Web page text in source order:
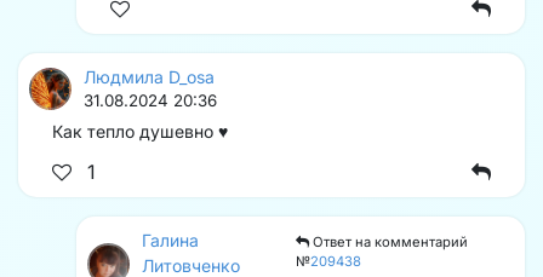
Людмила D_osa
31.08.2024 20:36
Как тепло душевно ♥️
1
Галина
Литовченко
Ответ на комментарий
№209438